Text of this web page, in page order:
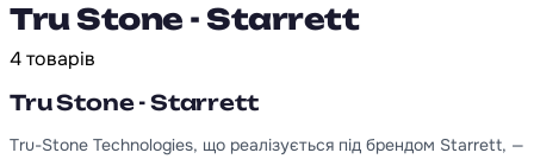
Tru Stone - Starrett
4 товарів
Tru Stone - Starrett
Tru-Stone Technologies, що реалізується під брендом Starrett, —